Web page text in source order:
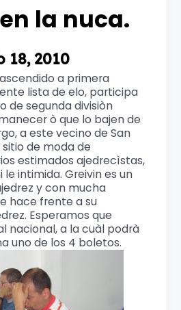
la nuca.
18, 2010
a primera
lista de elo, participa
de segunda divisiòn
ò que lo bajen de
a este vecino de San
sitio de moda de
estimados ajedrecìstas,
intimida. Greivin es un
y con mucha
hace frente a su
Esperamos que
nacional, a la cuàl podrà
uno de los 4 boletos.